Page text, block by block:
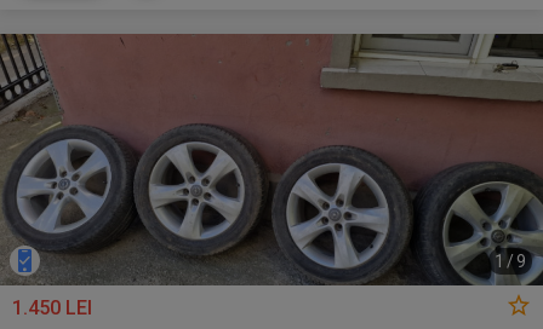
1 /9
1.450 LEI